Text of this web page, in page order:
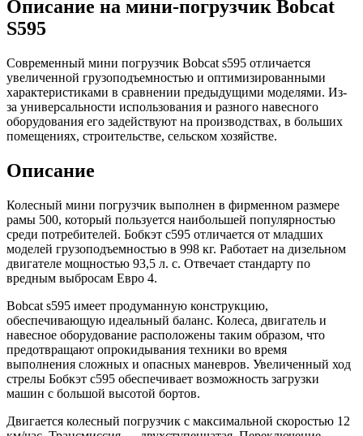
Описание на мини-погрузчик Bobcat
S595
Современный мини погрузчик Bobcat s595 отличается
увеличенной грузоподъемностью и оптимизированными
характеристиками в сравнении предыдущими моделями. Из-
за универсальности использования и разного навесного
оборудования его задействуют на производствах, в больших
помещениях, строительстве, сельском хозяйстве.
Описание
Колесный мини погрузчик выполнен в фирменном размере
рамы 500, который пользуется наибольшей популярностью
среди потребителей. Бобкэт с595 отличается от младших
моделей грузоподъемностью в 998 кг. Работает на дизельном
двигателе мощностью 93,5 л. с. Отвечает стандарту по
вредным выбросам Евро 4.
Bobcat s595 имеет продуманную конструкцию,
обеспечивающую идеальный баланс. Колеса, двигатель и
навесное оборудование расположены таким образом, что
предотвращают опрокидывания техники во время
выполнения сложных и опасных маневров. Увеличенный ход
стрелы Бобкэт с595 обеспечивает возможность загрузки
машин с большой высотой бортов.
Двигается колесный погрузчик с максимальной скоростью 12